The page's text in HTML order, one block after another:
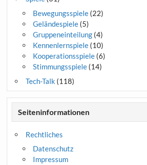
Bewegungsspiele(22)
Geländespiele(5)
Gruppeneinteilung(4)
Kennenlernspiele(10)
Kooperationsspiele(6)
Stimmungsspiele(14)
Tech-Talk (118)
Seiteninformationen
Rechtliches
Datenschutz
Impressum